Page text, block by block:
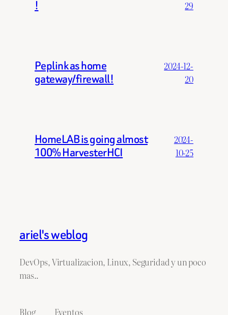
!
29
Peplink as home
gateway/firewall!
2024-12-
20
HomeLAB is going almost
100% HarvesterHCI
2024-
10-25
ariel's weblog
DevOps, Virtualizacion, Linux, Seguridad y un poco
mas..
Blog Eventos